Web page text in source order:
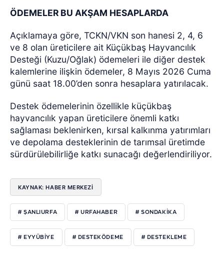
ÖDEMELER BU AKŞAM HESAPLARDA
Açıklamaya göre, TCKN/VKN son hanesi 2, 4, 6
ve 8 olan üreticilere ait Küçükbaş Hayvancılık
Desteği (Kuzu/Oğlak) ödemeleri ile diğer destek
kalemlerine ilişkin ödemeler, 8 Mayıs 2026 Cuma
günü saat 18.00’den sonra hesaplara yatırılacak.
Destek ödemelerinin özellikle küçükbaş
hayvancılık yapan üreticilere önemli katkı
sağlaması beklenirken, kırsal kalkınma yatırımları
ve depolama desteklerinin de tarımsal üretimde
sürdürülebilirliğe katkı sunacağı değerlendiriliyor.
KAYNAK: HABER MERKEZI
# ŞANLIURFA # URFAHABER # SONDAKIKA
# EYYÜBIYE # DESTEKÖDEME # DESTEKLEME